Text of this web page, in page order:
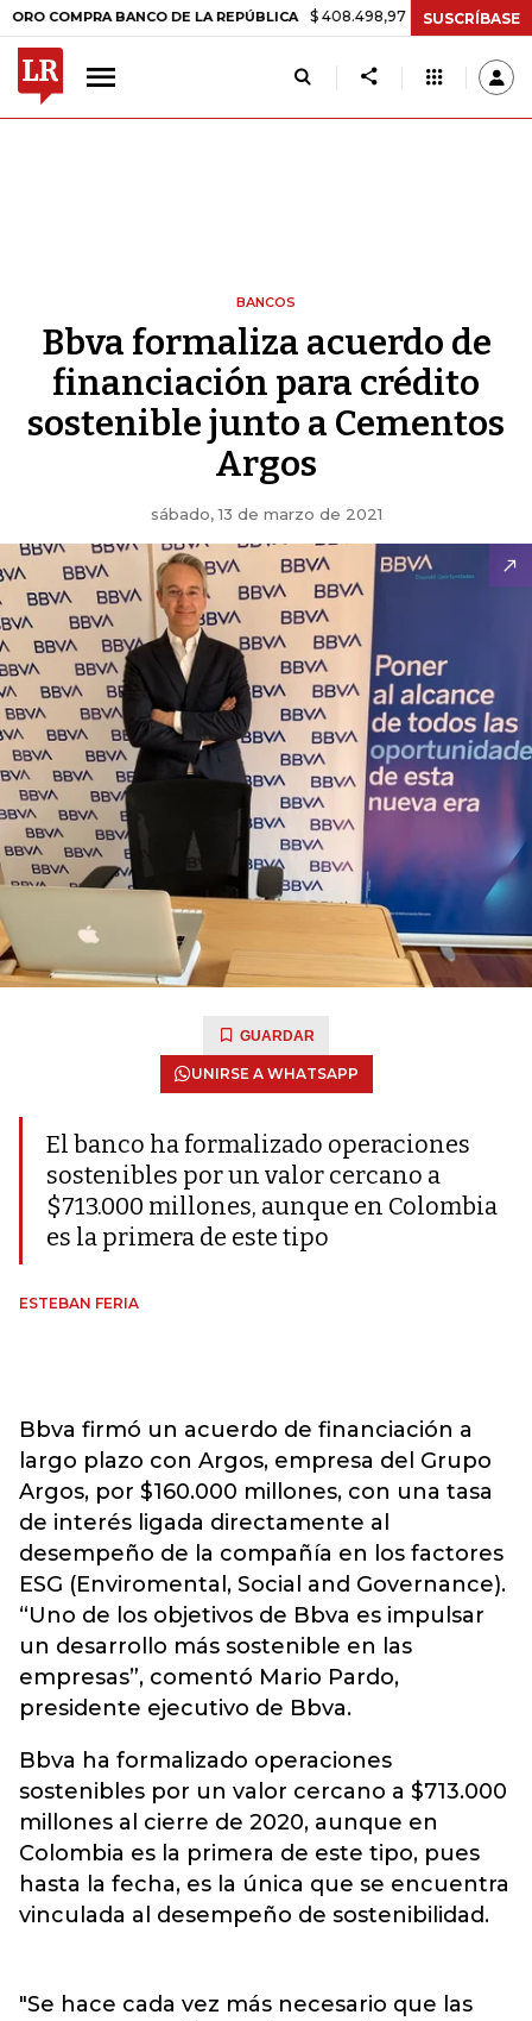
BANCO DE LA REPÚBLICA $ 408.498,97 +$ 8.753,81 +2,19%
SUSCRÍBASE
BANCOS
Bbva formaliza acuerdo de
financiación para crédito
sostenible junto a Cementos
Argos
sábado, 13 de marzo de 2021
GUARDAR
UNIRSE A WHATSAPP
El banco ha formalizado operaciones
sostenibles por un valor cercano a
$713.000 millones, aunque en Colombia
es la primera de este tipo
ESTEBAN FERIA
Bbva firmó un acuerdo de financiación a
largo plazo con Argos, empresa del Grupo
Argos, por $160.000 millones, con una tasa
de interés ligada directamente al
desempeño de la compañía en los factores
ESG (Enviromental, Social and Governance).
“Uno de los objetivos de Bbva es impulsar
un desarrollo más sostenible en las
empresas”, comentó Mario Pardo,
presidente ejecutivo de Bbva.
Bbva ha formalizado operaciones
sostenibles por un valor cercano a $713.000
millones al cierre de 2020, aunque en
Colombia es la primera de este tipo, pues
hasta la fecha, es la única que se encuentra
vinculada al desempeño de sostenibilidad.
"Se hace cada vez más necesario que las